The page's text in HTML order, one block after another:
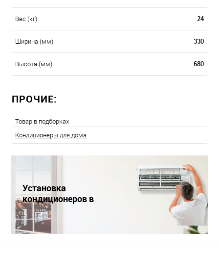
Вес (кг) 24
Ширина (мм) 330
Высота (мм) 680
ПРОЧИЕ:
Товар в подборках
Кондиционеры для дома.
Установка
кондиционеров в
Краснодаре